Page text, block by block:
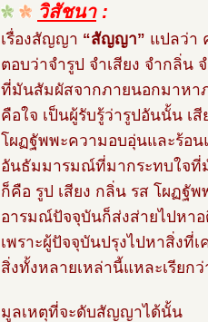
วิสัชนา:
เรื่องสัญญา “สัญญา” แปลว่า
ตอบว่าจำรูป จำเสียง จำกลิ่น
ที่มันสัมผัสจากภายนอกมาหา
คือใจ เป็นผู้รับรู้ว่ารูปอันนั้น
โผฏฐัพพะความอบอุ่นและร้อ
อันธัมมารมณ์ที่มากระทบใจที่
ก็คือ รูป เสียง กลิ่น รส โผฏฐั
อารมณ์ปัจจุบันก็ส่งส่ายไปหา
เพราะผู้ปัจจุบันปรุงไปหาสิ่งที่
สิ่งทั้งหลายเหล่านี้แหละเรียก
มูลเหตุที่จะดับสัญญาได้นั้น